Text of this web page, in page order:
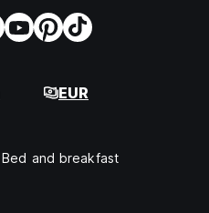
EUR
Bed and breakfast